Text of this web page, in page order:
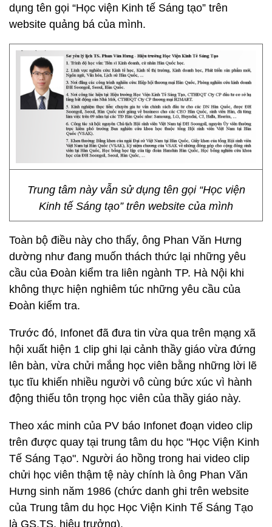
dụng tên gọi “Học viện Kinh tế Sáng tạo” trên
website quảng bá của mình.
Trung tâm này vẫn sử dụng tên gọi “Học viện
Kinh tế Sáng tạo” trên website của mình
Toàn bộ điều này cho thấy, ông Phan Văn Hưng
dường như đang muốn thách thức lại những yêu
cầu của Đoàn kiểm tra liên ngành TP. Hà Nội khi
không thực hiện nghiêm túc những yêu cầu của
Đoàn kiểm tra.
Trước đó, Infonet đã đưa tin vừa qua trên mạng xã
hội xuất hiện 1 clip ghi lại cảnh thầy giáo vừa đứng
lên bàn, vừa chửi mắng học viên bằng những lời lẽ
tục tĩu khiến nhiều người vô cùng bức xúc vì hành
động thiếu tôn trọng học viên của thầy giáo này.
Theo xác minh của PV báo Infonet đoạn video clip
trên được quay tại trung tâm du học "Học Viện Kinh
Tế Sáng Tạo". Người áo hồng trong hai video clip
chửi học viên thậm tệ này chính là ông Phan Văn
Hưng sinh năm 1986 (chức danh ghi trên website
của Trung tâm du học Học Viện Kinh Tế Sáng Tạo
là GS.TS, hiệu trưởng).